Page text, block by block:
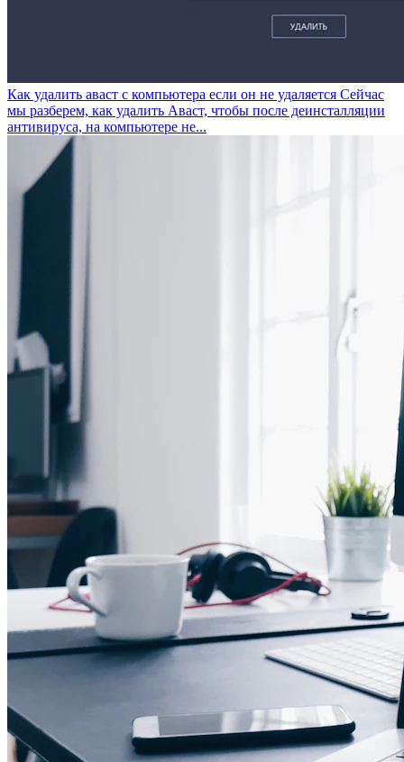
Как удалить аваст с компьютера если он не удаляется Сейчас
мы разберем, как удалить Аваст, чтобы после деинсталляции
антивируса, на компьютере не...